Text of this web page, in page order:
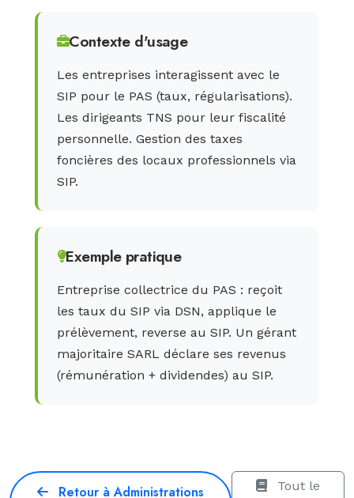
Contexte d'usage
Les entreprises interagissent avec le
SIP pour le PAS (taux, régularisations).
Les dirigeants TNS pour leur fiscalité
personnelle. Gestion des taxes
foncières des locaux professionnels via
SIP.
Exemple pratique
Entreprise collectrice du PAS : reçoit
les taux du SIP via DSN, applique le
prélèvement, reverse au SIP. Un gérant
majoritaire SARL déclare ses revenus
(rémunération + dividendes) au SIP.
Retour à Administrations
Tout le